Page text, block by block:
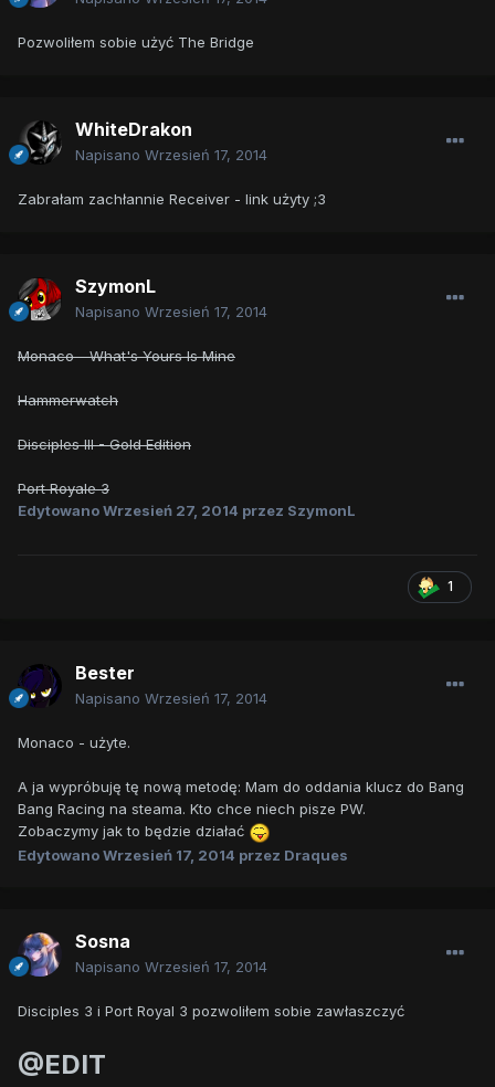
Pozwoliłem sobie użyć The Bridge
WhiteDrakon
Napisano Wrzesień 17, 2014
Zabrałam zachłannie Receiver - link użyty ;3
SzymonL
Napisano Wrzesień 17, 2014
Monaco - What's Yours Is Mine
Hammerwatch
Disciples III - Gold Edition
Port Royale 3
EdytowanoWrzesień 27, 2014 przez SzymonL
1
Bester
Napisano Wrzesień 17, 2014
Monaco - użyte.
A ja wypróbuję tę nową metodę: Mam do oddania klucz do Bang
Bang Racing na steama. Kto chce niech pisze PW.
Zobaczymy jak to będzie działać
EdytowanoWrzesień 17, 2014 przez Draques
Sosna
Napisano Wrzesień 17, 2014
Disciples 3 i Port Royal 3 pozwoliłem sobie zawłaszczyć
@EDIT